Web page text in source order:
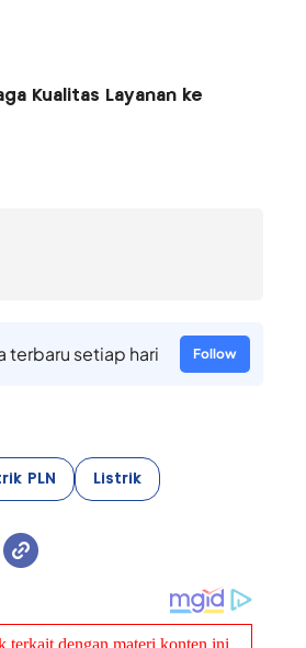
Kualitas Layanan ke
setiap hari Follow
PLN Listrik